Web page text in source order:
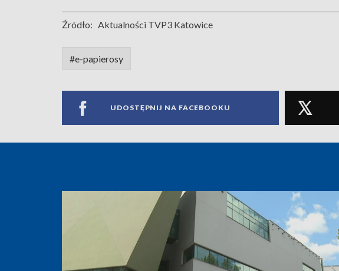
Źródło: Aktualności TVP3 Katowice
#e-papierosy
UDOSTĘPNIJ NA FACEBOOKU